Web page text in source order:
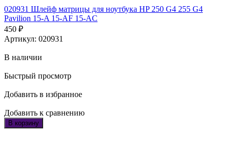
020931 Шлейф матрицы для ноутбука HP 250 G4 255 G4
Pavilion 15-A 15-AF 15-AC
450 ₽
Артикул: 020931
В наличии
Быстрый просмотр
Добавить в избранное
Добавить к сравнению
В корзину